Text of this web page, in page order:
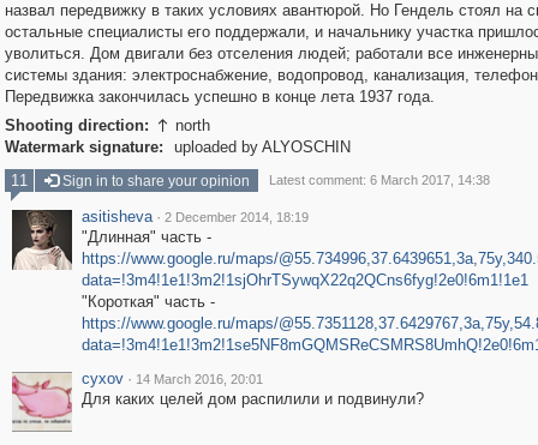
назвал передвижку в таких условиях авантюрой. Но Гендель стоял на
остальные специалисты его поддержали, и начальнику участка
уволиться. Дом двигали без отселения людей; работали все
системы здания: электроснабжение, водопровод, канализация,
Передвижка закончилась успешно в конце лета 1937 года.
Shooting direction:  north
Watermark signature:
uploaded by ALYOSCHIN
11
Sign in to share your opinion Latest comment: 6 March 2017, 14:38
asitisheva · 2 December 2014, 18:19
"Длинная" часть -
https://www.google.ru/maps/
data=!3m4!1e1!3m2!1sjOhrTSywqX22q2QCns6fyg!2e0!6m1!1e1
"Короткая" часть -
https://www.google.ru/maps/
cyxov · 14 March 2016, 20:01
Для каких целей дом распилили и подвинули?